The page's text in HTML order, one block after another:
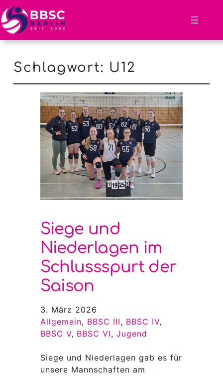
Schlagwort: U12
Siege und
Niederlagen im
Schlussspurt der
Saison
3. März 2026
Allgemein, BBSC III, BBSC IV
BBSC V, BBSC VI, Jugend
Siege und Niederlagen gab es für
unsere Mannschaften am